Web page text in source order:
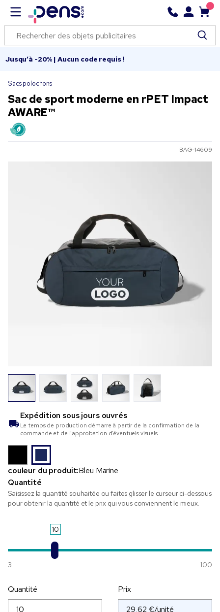
Jusqu’à -20% | Aucun code requis !
Sacs polochons
Sac de sport moderne en rPET Impact
AWARE™
BAG-14609
Expédition sousjours ouvrés
Le temps de production démarre à partir de la confirmation de la
commande et de l’approbation d’éventuels visuels.
couleur du produit:Bleu Marine
Quantité
Saisissez la quantité souhaitée ou faites glisser le curseur ci-dessous
pour obtenir la quantité et le prix qui vous conviennent le mieux.
10
3 100
Quantité Prix